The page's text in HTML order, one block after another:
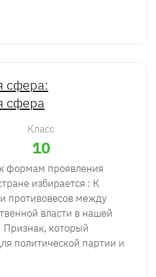
сфера:
сфера
Класс
10
формам проявления
избирается : К
противовесов между
власти в нашей
Признак, который
политической партии и